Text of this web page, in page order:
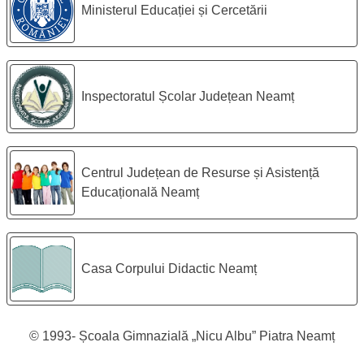
Ministerul Educației și Cercetării
Inspectoratul Școlar Județean Neamț
Centrul Județean de Resurse și Asistență
Educațională Neamț
Casa Corpului Didactic Neamț
Drepturi de autor
© 1993- Școala Gimnazială „Nicu Albu” Piatra Neamț